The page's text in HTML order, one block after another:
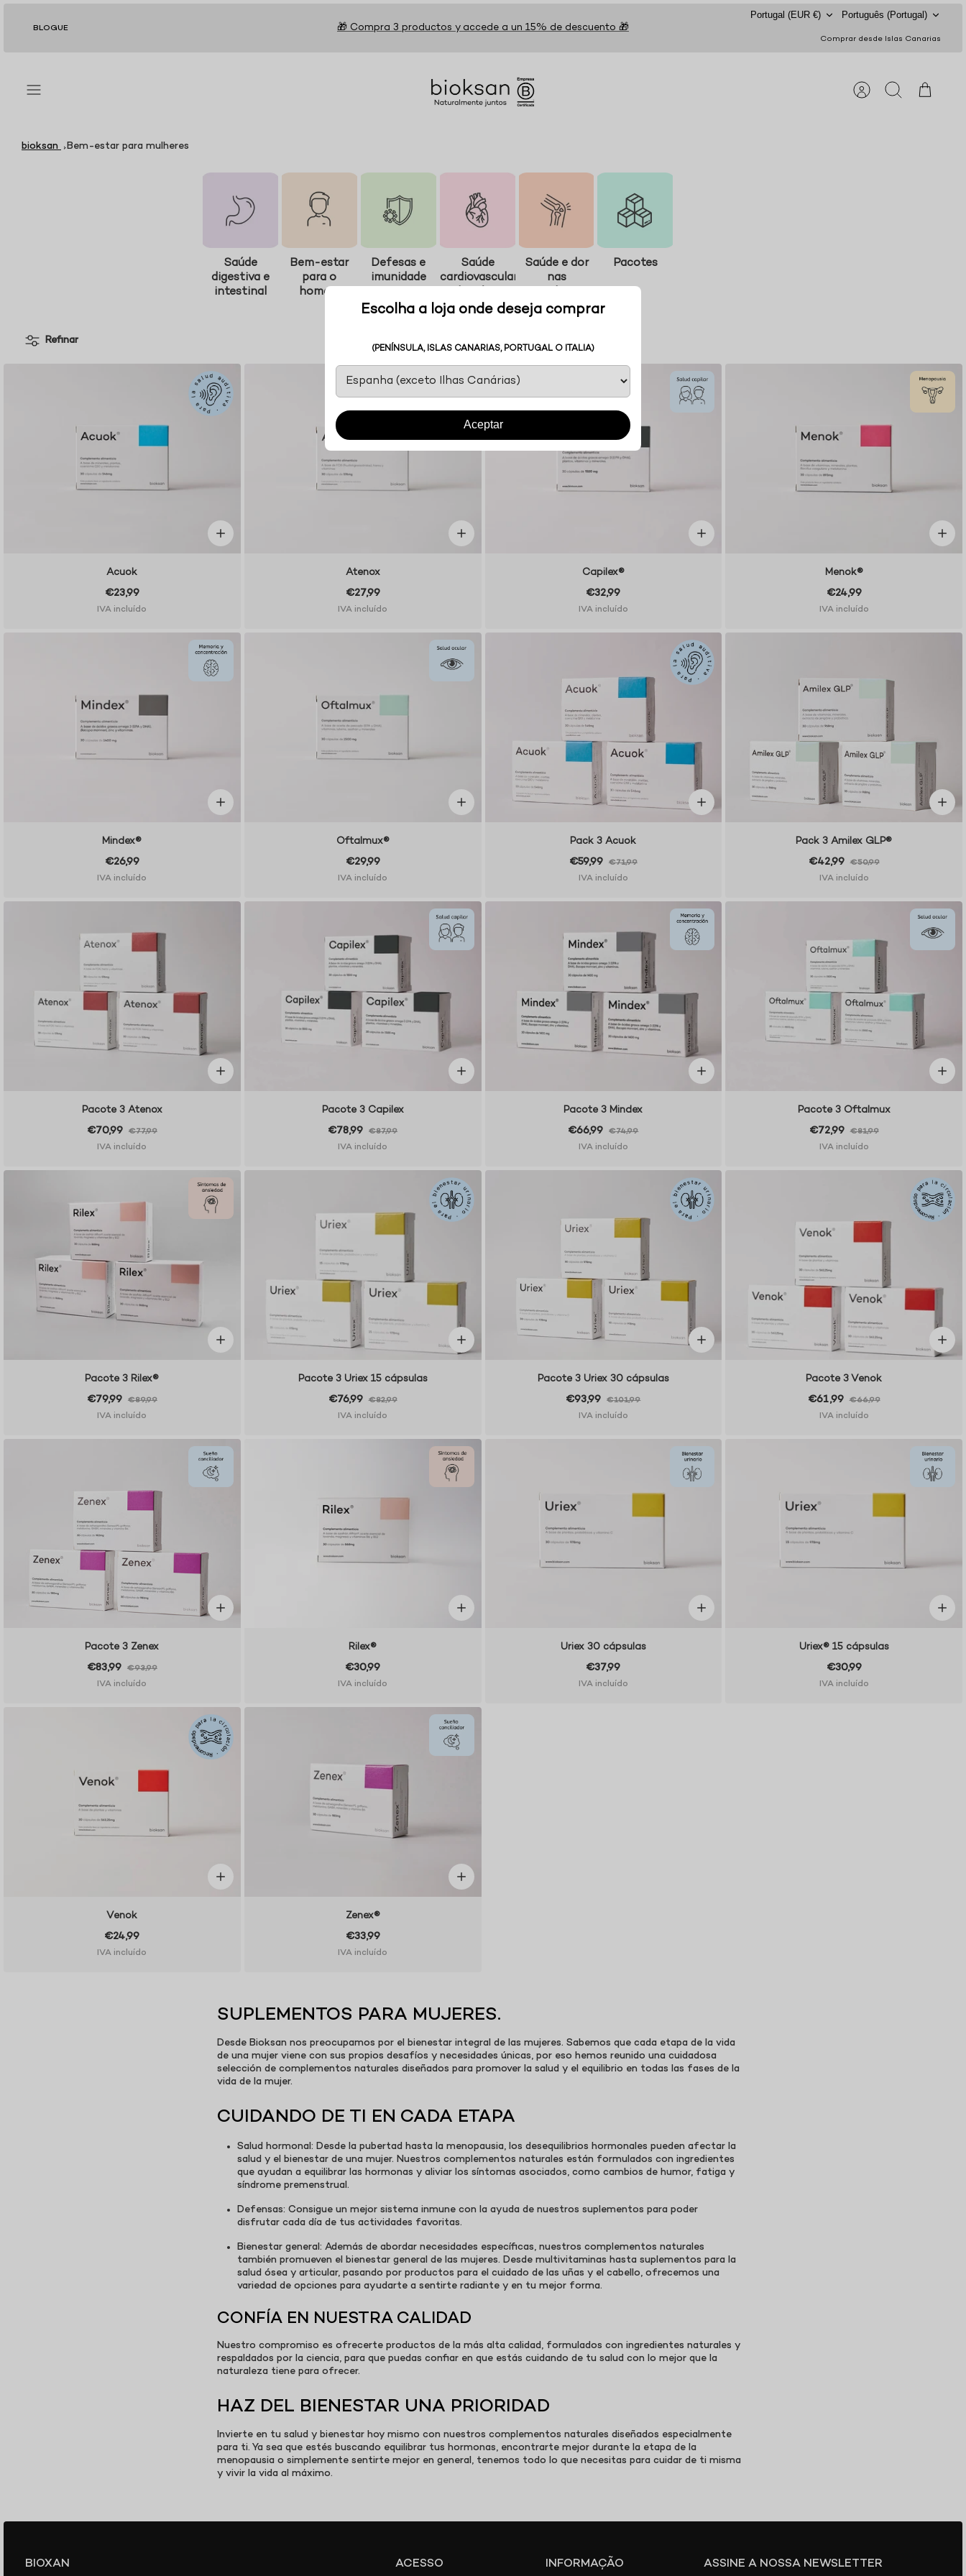
Escolha a loja onde deseja comprar
(PENÍNSULA, ISLAS CANARIAS, PORTUGAL O ITALIA)
Aceptar
BLOGUE 🎁 Compra 3 productos y accede a un 15% de descuento 🎁
Portugal (EUR €) Português (Portugal)
Comprar desde Islas Canarias
Conta ProcurarCarrinho
bioksan Bem-estar para mulheres
Saúde
digestiva e
intestinal
Bem-estar
para o
homem
Defesas e
imunidade
Saúde
cardiovascular
Saúde e dor
nas
Pacotes
Refinar BEM-ESTAR PARA MULHERES
Acuok
€23,99
IVA incluído
Atenox
€27,99
IVA incluído
Capilex®
€32,99
IVA incluído
Menok®
€24,99
IVA incluído
Mindex®
€26,99
IVA incluído
Oftalmux®
€29,99
IVA incluído
Pack 3 Acuok
€59,99
€71,99
IVA incluído
Pack 3 Amilex GLP®
€42,99
€50,99
IVA incluído
Pacote 3 Atenox
€70,99
€77,99
IVA incluído
Pacote 3 Capilex
€78,99
€87,99
IVA incluído
Pacote 3 Mindex
€66,99
€74,99
IVA incluído
Pacote 3 Oftalmux
€72,99
€81,99
IVA incluído
Pacote 3 Rilex®
€79,99
€89,99
IVA incluído
Pacote 3 Uriex 15 cápsulas
€76,99
€82,99
IVA incluído
Pacote 3 Uriex 30 cápsulas
€93,99
€101,99
IVA incluído
Pacote 3 Venok
€61,99
€66,99
IVA incluído
Pacote 3 Zenex
€83,99
€93,99
IVA incluído
Rilex®
€30,99
IVA incluído
Uriex 30 cápsulas
€37,99
IVA incluído
Uriex® 15 cápsulas
€30,99
IVA incluído
Venok
€24,99
IVA incluído
Zenex®
€33,99
IVA incluído
SUPLEMENTOS PARA MUJERES.
Desde Bioksan nos preocupamos por el bienestar integral de las mujeres. Sabemos que cada etapa de la vida
de una mujer viene con sus propios desafíos y necesidades únicas, por eso hemos reunido una cuidadosa
selección de complementos naturales diseñados para promover la salud y el equilibrio en todas las fases de la
vida de la mujer.
CUIDANDO DE TI EN CADA ETAPA
Salud hormonal: Desde la pubertad hasta la menopausia, los desequilibrios hormonales pueden afectar la
salud y el bienestar de una mujer. Nuestros complementos naturales están formulados con ingredientes
que ayudan a equilibrar las hormonas y aliviar los síntomas asociados, como cambios de humor, fatiga y
síndrome premenstrual.
Defensas: Consigue un mejor sistema inmune con la ayuda de nuestros suplementos para poder
disfrutar cada día de tus actividades favoritas.
Bienestar general: Además de abordar necesidades específicas, nuestros complementos naturales
también promueven el bienestar general de las mujeres. Desde multivitaminas hasta suplementos para la
salud ósea y articular, pasando por productos para el cuidado de las uñas y el cabello, ofrecemos una
variedad de opciones para ayudarte a sentirte radiante y en tu mejor forma.
CONFÍA EN NUESTRA CALIDAD
Nuestro compromiso es ofrecerte productos de la más alta calidad, formulados con ingredientes naturales y
respaldados por la ciencia, para que puedas confiar en que estás cuidando de tu salud con lo mejor que la
naturaleza tiene para ofrecer.
HAZ DEL BIENESTAR UNA PRIORIDAD
Invierte en tu salud y bienestar hoy mismo con nuestros complementos naturales diseñados especialmente
para ti. Ya sea que estés buscando equilibrar tus hormonas, encontrarte mejor durante la etapa de la
menopausia o simplemente sentirte mejor en general, tenemos todo lo que necesitas para cuidar de ti misma
y vivir la vida al máximo.
BIOXAN ACESSO INFORMAÇÃO ASSINE A NOSSA NEWSLETTER